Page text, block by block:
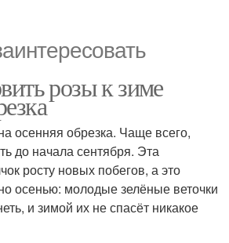
розы к зиме
осенняя обрезка. Чаще всего,
до начала сентября. Эта
росту новых побегов, а это
осенью: молодые зелёные веточки
и зимой их не спасёт никакое